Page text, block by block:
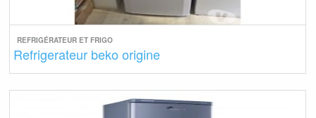
REFRIGÉRATEUR ET FRIGO
Refrigerateur beko origine